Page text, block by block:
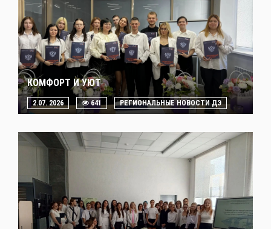
КОМФОРТ И УЮТ
2.07. 2026 641 РЕГИОНАЛЬНЫЕ НОВОСТИ ДЭ